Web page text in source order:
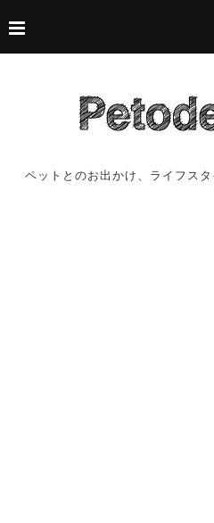
ペットとのお出かけ、ライフス